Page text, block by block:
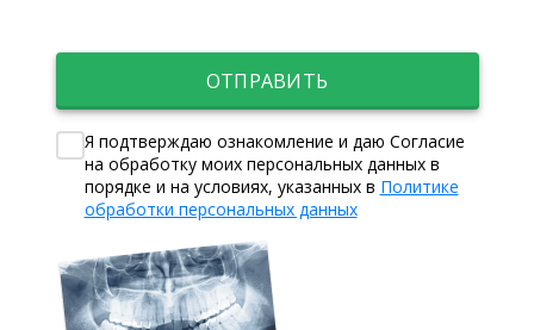
ОТПРАВИТЬ
Я подтверждаю ознакомление и даю Согласие
на обработку моих персональных данных в
порядке и на условиях, указанных в Политике
обработки персональных данных